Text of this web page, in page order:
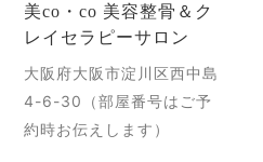
美co・co 美容整骨＆ク
レイセラピーサロン
大阪府大阪市淀川区西中島
4-6-30（部屋番号はご予
約時お伝えします）